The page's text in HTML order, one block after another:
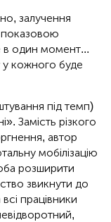
залучення
показовою
в один момент...
кожного буде
під темп)
Замість різкого
автор
мобілізацію
розширити
звикнути до
працівники